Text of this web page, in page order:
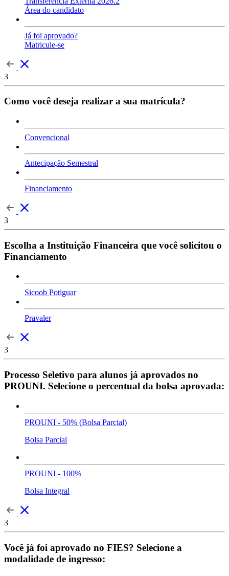
Área do candidato
Já foi aprovado?
Matricule-se
3
Como você deseja realizar a sua matrícula?
Convencional
Antecipação Semestral
Financiamento
3
Escolha a Instituição Financeira que você solicitou o
Financiamento
Sicoob Potiguar
Pravaler
3
Processo Seletivo para alunos já aprovados no
PROUNI. Selecione o percentual da bolsa aprovada:
PROUNI - 50% (Bolsa Parcial)
Bolsa Parcial
PROUNI - 100%
Bolsa Integral
3
Você já foi aprovado no FIES? Selecione a
modalidade de ingresso: